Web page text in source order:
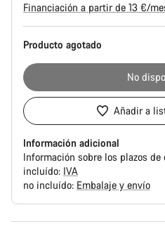
Financiación a partir de 13 €/
Producto agotado
No
Añadir a
Información adicional
Información sobre los plazos de
incluído: IVA
no incluído: Embalaje y envío